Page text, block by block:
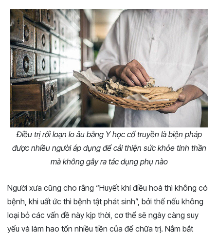
Điều trị rối loạn lo âu bằng Y học cổ truyền là biện pháp
được nhiều người áp dụng để cải thiện sức khỏe tinh thần
mà không gây ra tác dụng phụ nào
Người xưa cũng cho rằng “Huyết khí điều hoà thì không có
bệnh, khi uất ức thì bệnh tật phát sinh”, bởi thế nếu không
loại bỏ các vấn đề này kịp thời, cơ thể sẽ ngày càng suy
yếu và làm hao tốn nhiều tiền của để chữa trị. Nắm bắt